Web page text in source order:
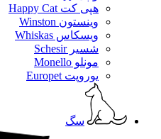
هپی کت Happy Cat
وینستون Winston
ویسکاس Whiskas
شسیر Schesir
مونلو Monello
یوروپت Europet
سگ